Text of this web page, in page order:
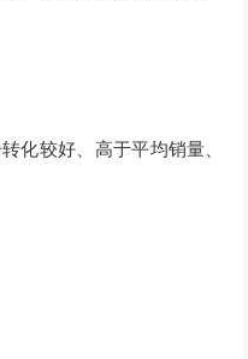
化较好、高于平均销量、